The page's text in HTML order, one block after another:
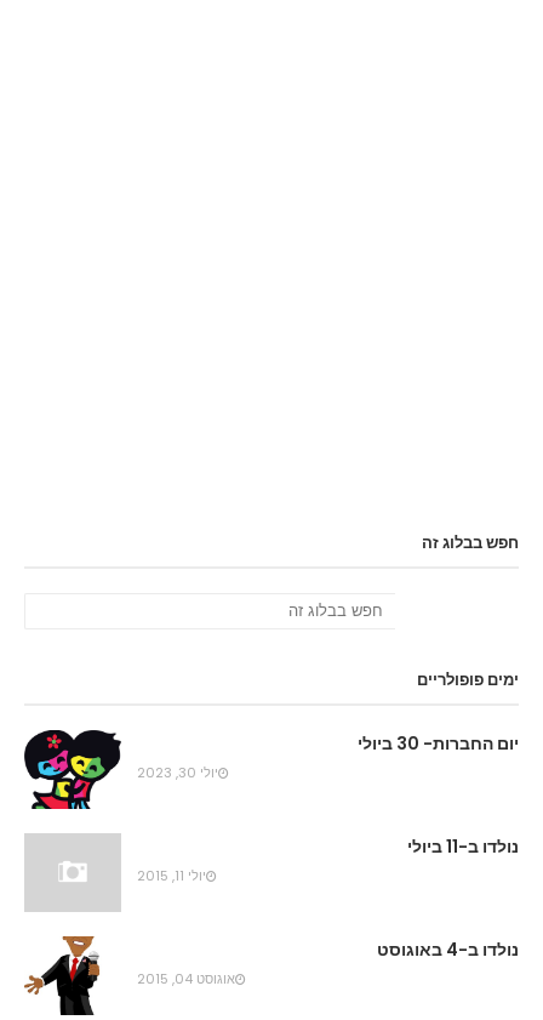
חפש בבלוג זה
ימים פופולריים
יום החברות- 30 ביולי
יולי 30, 2023
נולדו ב-11 ביולי
יולי 11, 2015
נולדו ב-4 באוגוסט
אוגוסט 04, 2015